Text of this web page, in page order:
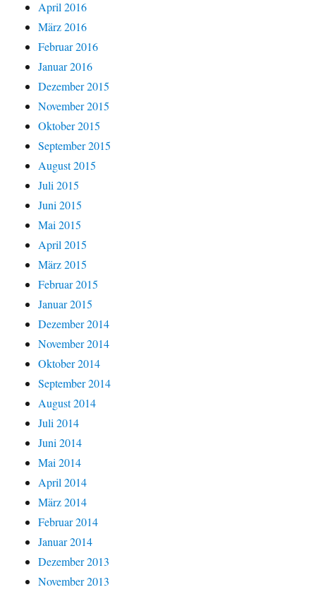
April 2016
März 2016
Februar 2016
Januar 2016
Dezember 2015
November 2015
Oktober 2015
September 2015
August 2015
Juli 2015
Juni 2015
Mai 2015
April 2015
März 2015
Februar 2015
Januar 2015
Dezember 2014
November 2014
Oktober 2014
September 2014
August 2014
Juli 2014
Juni 2014
Mai 2014
April 2014
März 2014
Februar 2014
Januar 2014
Dezember 2013
November 2013